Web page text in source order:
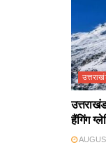
हैंगिंग